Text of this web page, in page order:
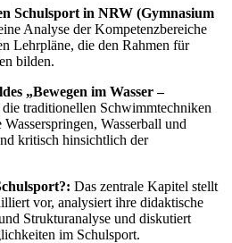
Schulsport in NRW (Gymnasium
Analyse der Kompetenzbereiche
Lehrpläne, die den Rahmen für
bilden.
„Bewegen im Wasser –
traditionellen Schwimmtechniken
Wasserball und
kritisch hinsichtlich der
Das zentrale Kapitel stellt
vor, analysiert ihre didaktische
Strukturanalyse und diskutiert
im Schulsport.